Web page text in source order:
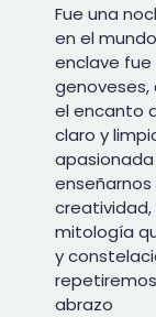
Fue una
en el
enclave fue
genoveses,
el encanto
claro y
mitología
y
abrazo